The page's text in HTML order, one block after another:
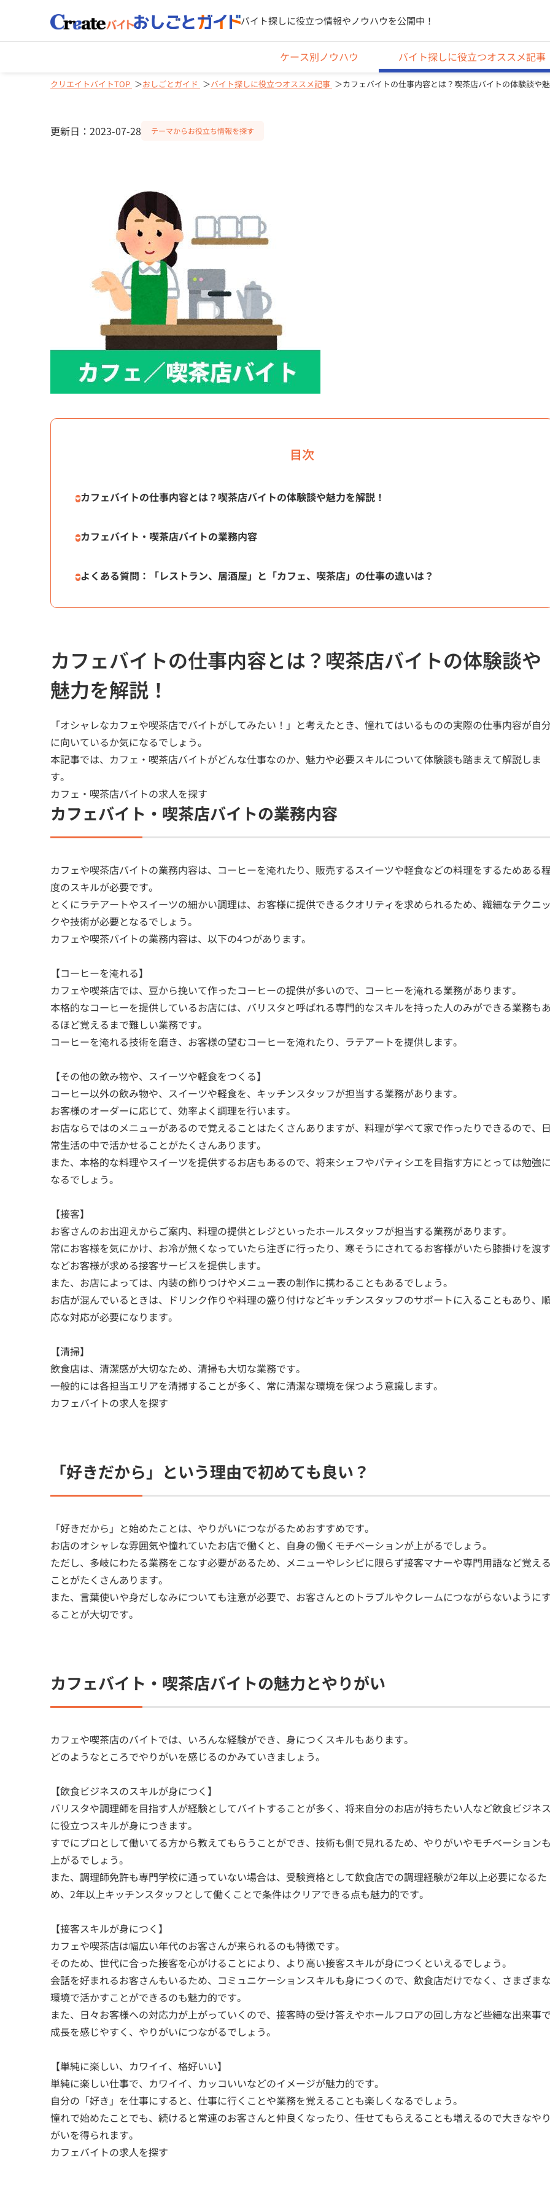
バイト探しに役立つ情報やノウハウを公開中！
ケース別ノウハウ バイト探しに役立つオススメ記事
クリエイトバイトTOP おしごとガイド バイト探しに役立つオススメ記事 カフェバイトの仕事内容とは？喫茶店バイトの体験談や
更新日：2023-07-28 テーマからお役立ち情報を探す
目次
カフェバイトの仕事内容とは？喫茶店バイトの体験談や魅力を解説！
カフェバイト・喫茶店バイトの業務内容
よくある質問：「レストラン、居酒屋」と「カフェ、喫茶店」の仕事の違いは？
カフェバイトの仕事内容とは？喫茶店バイトの体験談や
魅力を解説！
「オシャレなカフェや喫茶店でバイトがしてみたい！」と考えたとき、憧れてはいるものの実際の仕事内容が自
に向いているか気になるでしょう。
本記事では、カフェ・喫茶店バイトがどんな仕事なのか、魅力や必要スキルについて体験談も踏まえて解説しま
す。
カフェ・喫茶店バイトの求人を探す
カフェバイト・喫茶店バイトの業務内容
カフェや喫茶店バイトの業務内容は、コーヒーを淹れたり、販売するスイーツや軽食などの料理をするためある
度のスキルが必要です。
とくにラテアートやスイーツの細かい調理は、お客様に提供できるクオリティを求められるため、繊細なテクニ
クや技術が必要となるでしょう。
カフェや喫茶バイトの業務内容は、以下の4つがあります。
【コーヒーを淹れる】
カフェや喫茶店では、豆から挽いて作ったコーヒーの提供が多いので、コーヒーを淹れる業務があります。
本格的なコーヒーを提供しているお店には、バリスタと呼ばれる専門的なスキルを持った人のみができる業務も
るほど覚えるまで難しい業務です。
コーヒーを淹れる技術を磨き、お客様の望むコーヒーを淹れたり、ラテアートを提供します。
【その他の飲み物や、スイーツや軽食をつくる】
コーヒー以外の飲み物や、スイーツや軽食を、キッチンスタッフが担当する業務があります。
お客様のオーダーに応じて、効率よく調理を行います。
お店ならではのメニューがあるので覚えることはたくさんありますが、料理が学べて家で作ったりできるので、
常生活の中で活かせることがたくさんあります。
また、本格的な料理やスイーツを提供するお店もあるので、将来シェフやパティシエを目指す方にとっては勉強
なるでしょう。
【接客】
お客さんのお出迎えからご案内、料理の提供とレジといったホールスタッフが担当する業務があります。
常にお客様を気にかけ、お冷が無くなっていたら注ぎに行ったり、寒そうにされてるお客様がいたら膝掛けを渡
などお客様が求める接客サービスを提供します。
また、お店によっては、内装の飾りつけやメニュー表の制作に携わることもあるでしょう。
お店が混んでいるときは、ドリンク作りや料理の盛り付けなどキッチンスタッフのサポートに入ることもあり、
応な対応が必要になります。
【清掃】
飲食店は、清潔感が大切なため、清掃も大切な業務です。
一般的には各担当エリアを清掃することが多く、常に清潔な環境を保つよう意識します。
カフェバイトの求人を探す
「好きだから」という理由で初めても良い？
「好きだから」と始めたことは、やりがいにつながるためおすすめです。
お店のオシャレな雰囲気や憧れていたお店で働くと、自身の働くモチベーションが上がるでしょう。
ただし、多岐にわたる業務をこなす必要があるため、メニューやレシピに限らず接客マナーや専門用語など覚え
ことがたくさんあります。
また、言葉使いや身だしなみについても注意が必要で、お客さんとのトラブルやクレームにつながらないように
ることが大切です。
カフェバイト・喫茶店バイトの魅力とやりがい
カフェや喫茶店のバイトでは、いろんな経験ができ、身につくスキルもあります。
どのようなところでやりがいを感じるのかみていきましょう。
【飲食ビジネスのスキルが身につく】
バリスタや調理師を目指す人が経験としてバイトすることが多く、将来自分のお店が持ちたい人など飲食ビジネ
に役立つスキルが身につきます。
すでにプロとして働いてる方から教えてもらうことができ、技術も側で見れるため、やりがいやモチベーション
上がるでしょう。
また、調理師免許も専門学校に通っていない場合は、受験資格として飲食店での調理経験が2年以上必要になるた
め、2年以上キッチンスタッフとして働くことで条件はクリアできる点も魅力的です。
【接客スキルが身につく】
カフェや喫茶店は幅広い年代のお客さんが来られるのも特徴です。
そのため、世代に合った接客を心がけることにより、より高い接客スキルが身につくといえるでしょう。
会話を好まれるお客さんもいるため、コミュニケーションスキルも身につくので、飲食店だけでなく、さまざま
環境で活かすことができるのも魅力的です。
また、日々お客様への対応力が上がっていくので、接客時の受け答えやホールフロアの回し方など些細な出来事
成長を感じやすく、やりがいにつながるでしょう。
【単純に楽しい、カワイイ、格好いい】
単純に楽しい仕事で、カワイイ、カッコいいなどのイメージが魅力的です。
自分の「好き」を仕事にすると、仕事に行くことや業務を覚えることも楽しくなるでしょう。
憧れで始めたことでも、続けると常連のお客さんと仲良くなったり、任せてもらえることも増えるので大きなや
がいを得られます。
カフェバイトの求人を探す